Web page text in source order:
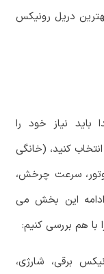
دریل رونیکس
باید نیاز خود را
کنید، (خانگی
سرعت چرخش،
ادامه این بخش می
با هم بررسی کنیم:
برقی، شارژی،